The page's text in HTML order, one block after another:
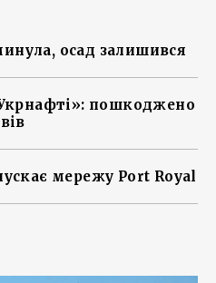
осад залишився
пошкоджено
мережу Port Royal